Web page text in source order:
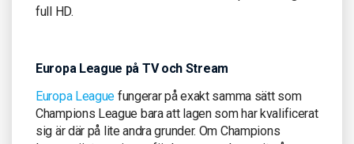
full HD.
Europa League på TV och Stream
Europa League fungerar på exakt samma sätt som
Champions League bara att lagen som har kvalificerat
sig är där på lite andra grunder. Om Champions